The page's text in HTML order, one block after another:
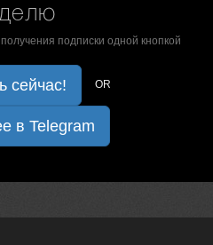
подписки одной кнопкой
сейчас! OR
в Telegram